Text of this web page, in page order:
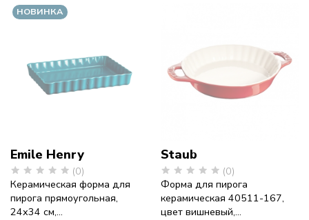
НОВИНКА
Emile Henry
(0)
Керамическая форма для
пирога прямоугольная,
24х34 см,...
Staub
(0)
Форма для пирога
керамическая 40511-167,
цвет вишневый,...